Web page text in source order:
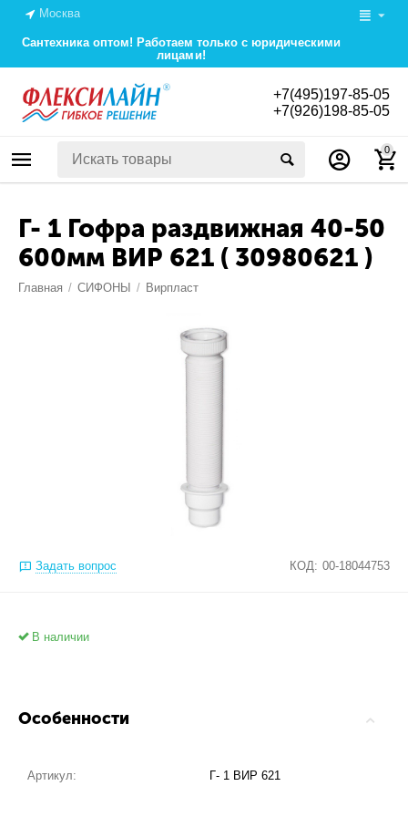
Москва
Сантехника оптом! Работаем только с юридическими
лицами!
+7(495)197-85-05
+7(926)198-85-05
0
Г- 1 Гофра раздвижная 40-50
600мм ВИР 621 ( 30980621 )
Главная / СИФОНЫ / Вирпласт
Задать вопрос КОД: 00-18044753
В наличии
Особенности
Артикул: Г- 1 ВИР 621